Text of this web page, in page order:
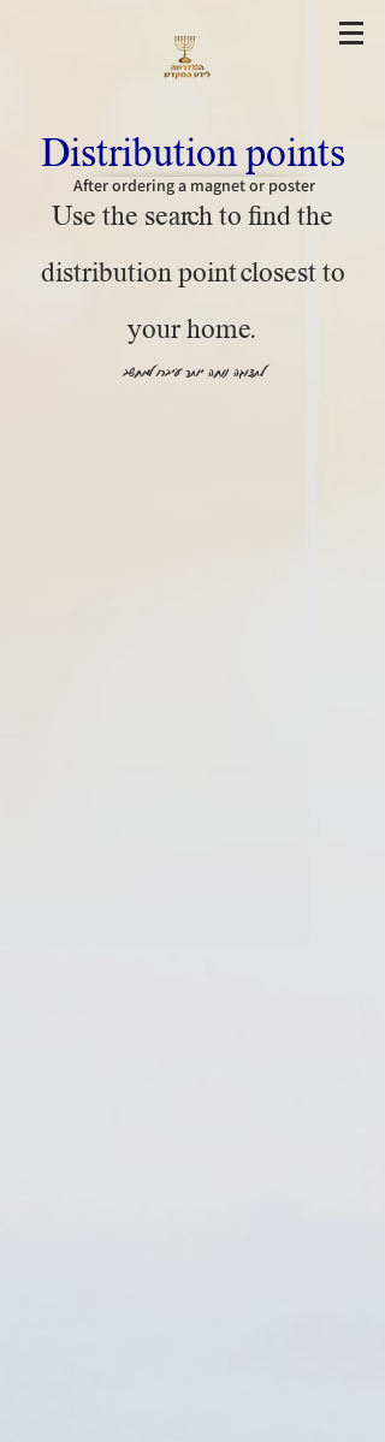
Distribution points
Use the search to find the
distribution point closest to
your home.
After ordering a magnet or poster
לתצוגה נוחה יותר עיברו למחשב